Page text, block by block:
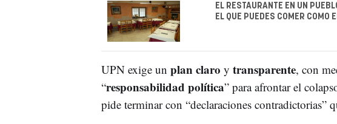
EL RESTAURANTE EN UN
EL QUE PUEDES COMER COMO
UPN exige un plan claro y transparente, con
“responsabilidad política” para afrontar el
pide terminar con “declaraciones contradictorias”